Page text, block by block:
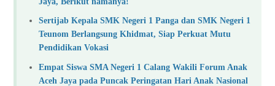
Sertijab Kepala SMK Negeri 1 Panga dan SMK Negeri 1
Teunom Berlangsung Khidmat, Siap Perkuat Mutu
Pendidikan Vokasi
Empat Siswa SMA Negeri 1 Calang Wakili Forum Anak
Aceh Jaya pada Puncak Peringatan Hari Anak Nasional